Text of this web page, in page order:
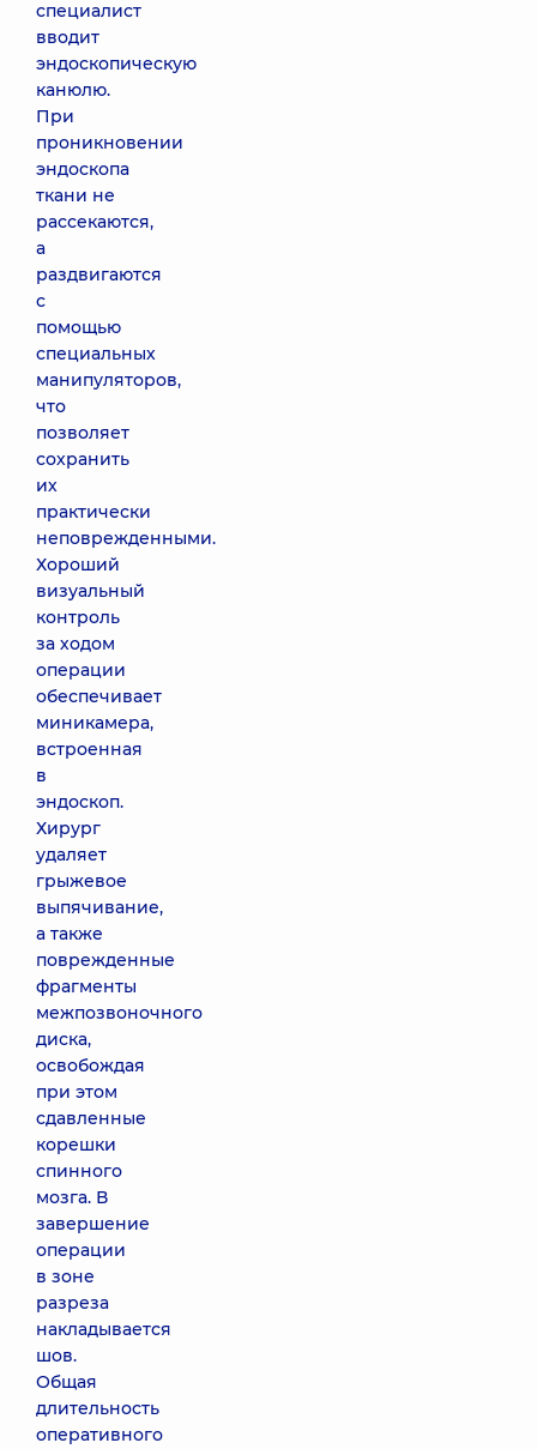
специалист
вводит
эндоскопическую
канюлю.
При
проникновении
эндоскопа
ткани не
рассекаются,
а
раздвигаются
с
помощью
специальных
манипуляторов,
что
позволяет
сохранить
их
практически
неповрежденными.
Хороший
визуальный
контроль
за ходом
операции
обеспечивает
миникамера,
встроенная
в
эндоскоп.
Хирург
удаляет
грыжевое
выпячивание,
а также
поврежденные
фрагменты
межпозвоночного
диска,
освобождая
при этом
сдавленные
корешки
спинного
мозга. В
завершение
операции
в зоне
разреза
накладывается
шов.
Общая
длительность
оперативного